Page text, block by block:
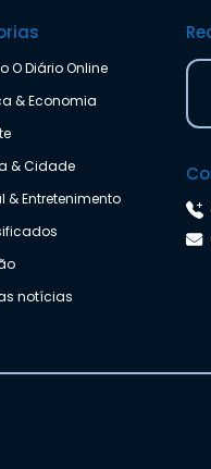
O Diário Online
& Economia
& Cidade
& Entretenimento
notícias